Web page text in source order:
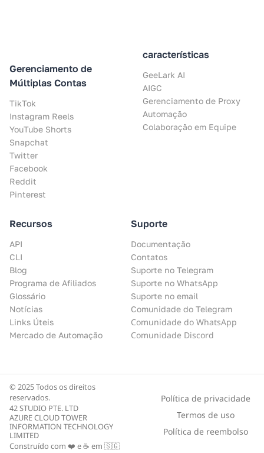
Gerenciamento de
Múltiplas Contas
TikTok
Instagram Reels
YouTube Shorts
Snapchat
Twitter
Facebook
Reddit
Pinterest
características
GeeLark AI
AIGC
Gerenciamento de Proxy
Automação
Colaboração em Equipe
Recursos
API
CLI
Blog
Programa de Afiliados
Glossário
Notícias
Links Úteis
Mercado de Automação
Suporte
Documentação
Contatos
Suporte no Telegram
Suporte no WhatsApp
Suporte no email
Comunidade do Telegram
Comunidade do WhatsApp
Comunidade Discord
© 2025 Todos os direitos
reservados.
42 STUDIO PTE. LTD
AZURE CLOUD TOWER
INFORMATION TECHNOLOGY
LIMITED
Construído com ❤️ e ☕ em 🇸🇬
Política de privacidade
Termos de uso
Política de reembolso